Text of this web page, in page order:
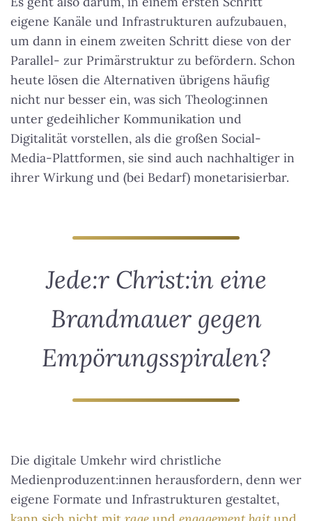
eigene Kanäle und Infrastrukturen aufzubauen,
um dann in einem zweiten Schritt diese von der
Parallel- zur Primärstruktur zu befördern. Schon
heute lösen die Alternativen übrigens häufig
nicht nur besser ein, was sich Theolog:innen
unter gedeihlicher Kommunikation und
Digitalität vorstellen, als die großen Social-
Media-Plattformen, sie sind auch nachhaltiger in
ihrer Wirkung und (bei Bedarf) monetarisierbar.
Jede:r Christ:in eine
Brandmauer gegen
Empörungsspiralen?
Die digitale Umkehr wird christliche
Medienproduzent:innen herausfordern, denn wer
eigene Formate und Infrastrukturen gestaltet,